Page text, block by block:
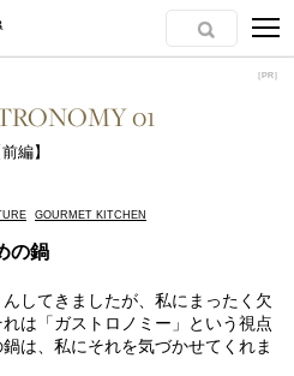
［PR］
［PR］
01
編】
GOURMET KITCHEN
の鍋
してきましたが、私にまったく欠
は「ガストロノミー」という視点
は、私にそれを気づかせてくれま